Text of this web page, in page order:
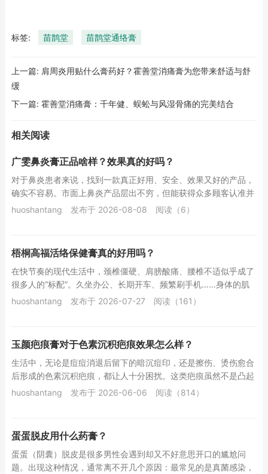
标签: 苗鹊堂 苗鹊堂通络膏
上一篇: 肩周炎用贴什么膏药好？霍善堂消痛膏为您带来舒适与舒
缓
下一篇: 霍善堂消痛膏：千年健、蜈蚣与风湿骨痛的完美结合
相关阅读
广雯鼻炎膏正品啥样？效果真的好吗？
对于鼻炎患者来说，找到一款真正好用、安全、效果又好的产品，
确实不容易。市面上鼻炎产品层出不穷，但能获得众多顾客认准并
反复复购的，少之又少。广雯鼻炎膏就是其中一款...
huoshantang 发布于 2026-08-08 阅读（6）
梧桐高福活络保健膏真的好用吗？
在快节奏的现代生活中，颈椎僵硬、肩膀酸痛、腰椎不适似乎成了
很多人的“标配”。久坐办公、长期开车、频繁刷手机……身体的肌
肉和关节在不知不觉中承受着巨大压力。当酸胀...
huoshantang 发布于 2026-07-27 阅读（161）
玉颜疤痕膏对于色素沉积疤痕效果怎么样？
生活中，无论是痘痘消退后留下的暗沉痘印，还是擦伤、烫伤愈合
后形成的色素沉积疤痕，都让人十分困扰。这类疤痕虽然不是凸起
或凹陷的形态，但那一片深浅不一的褐色或黑色印...
huoshantang 发布于 2026-06-06 阅读（814）
蛋蛋脱皮用什么药膏？
蛋蛋（阴囊）脱皮是很多男性会遇到却又不好意思开口的尴尬问
题。出现这种情况，通常离不开几个原因：最常见的是真菌感染，